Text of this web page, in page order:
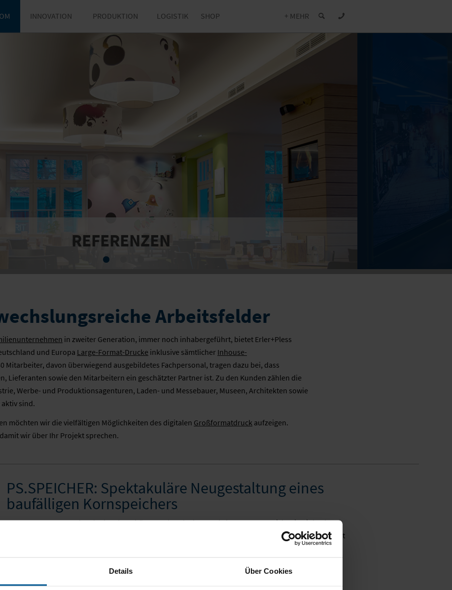
Details Über Cookies
INNOVATION PRODUKTION LOGISTIK SHOP + MEHR
REFERENZEN
Arbeitsfelder
in zweiter Generation, immer noch inhabergeführt, bietet Erler+Pless
und Europa Large-Format-Drucke inklusive sämtlicher Inhouse-
Mitarbeiter, davon überwiegend ausgebildetes Fachpersonal, tragen dazu bei, dass
Lieferanten sowie den Mitarbeitern ein geschätzter Partner ist. Zu den Kunden zählen die
Werbe- und Produktionsagenturen, Laden- und Messebauer, Museen, Architekten sowie
aktiv sind.
möchten wir die vielfältigen Möglichkeiten des digitalen Großformatdruck aufzeigen.
wir über Ihr Projekt sprechen.
PS.SPEICHER: Spektakuläre Neugestaltung eines
baufälligen Kornspeichers
08.02.2015Wer 2008 den denkmalgeschützten, aber doch verwahrlosten Kornspeicher in Einbeck
gesehen hat, kommt heute aus dem Staunen nicht mehr raus. Nach fünfjähriger Planungs- und Bauzeit